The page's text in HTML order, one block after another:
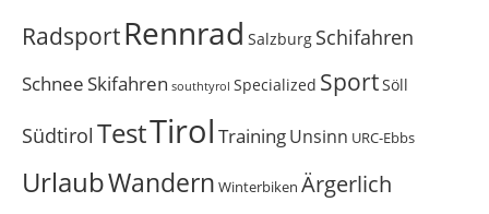
RadsportRennrad Salzburg Schifahren
Schnee Skifahren southtyrol Specialized SportSöll
Südtirol TestTirol TrainingUnsinn URC-Ebbs
UrlaubWandern Winterbiken Ärgerlich